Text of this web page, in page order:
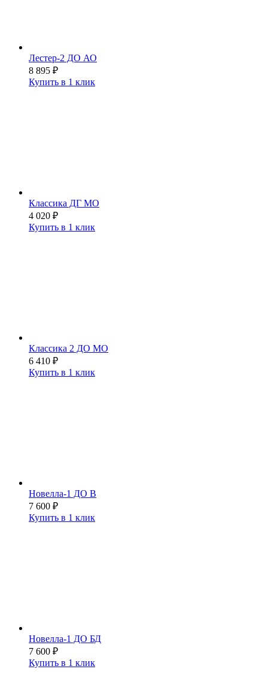
Лестер-2 ДО АО
8 895 ₽
Купить в 1 клик
Классика ДГ МО
4 020 ₽
Купить в 1 клик
Классика 2 ДО МО
6 410 ₽
Купить в 1 клик
Новелла-1 ДО В
7 600 ₽
Купить в 1 клик
Новелла-1 ДО БД
7 600 ₽
Купить в 1 клик